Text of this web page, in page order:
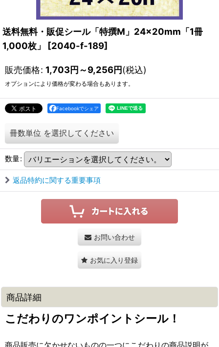
送料無料・販促シール「特撰M」24×20mm「1冊
1,000枚」
[2040-f-189]
販売価格: 1,703円～9,256円(税込)
オプションにより価格が変わる場合もあります。
Facebookでシェア
冊数単位 を選択してください
数量:
返品特約に関する重要事項
お問い合わせ
お気に入り登録
商品詳細
こだわりのワンポイントシール！
商品販売に欠かせないものの一つにこだわりの商品説明が